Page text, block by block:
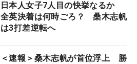
日本人女子7人目の快挙なるか
全英決着は何時ごろ？ 桑木志帆
は3打差逆転へ
＜速報＞桑木志帆が首位浮上 勝